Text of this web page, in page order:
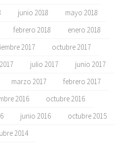
junio 2018
mayo 2018
febrero 2018
enero 2018
2017
octubre 2017
julio 2017
junio 2017
marzo 2017
febrero 2017
2016
octubre 2016
junio 2016
octubre 2015
2014